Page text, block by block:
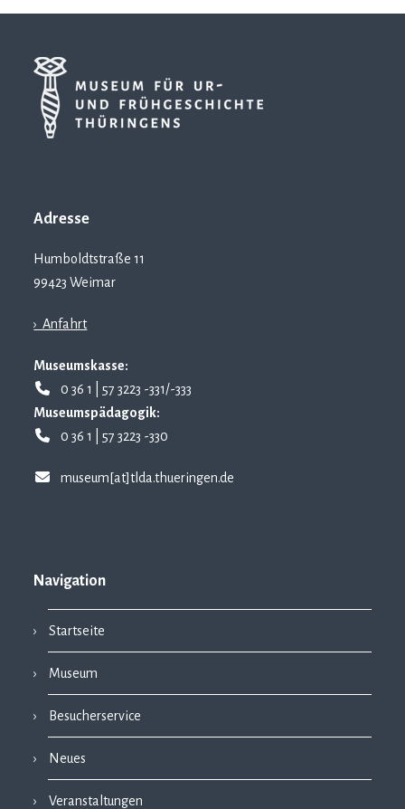
Adresse
Humboldtstraße 11
99423 Weimar
› Anfahrt
Museumskasse:
0 36 1 | 57 3223 -331/-333
Museumspädagogik:
0 36 1 | 57 3223 -330
museum[at]tlda.thueringen.de
Navigation
Startseite
Museum
Besucherservice
Neues
Veranstaltungen